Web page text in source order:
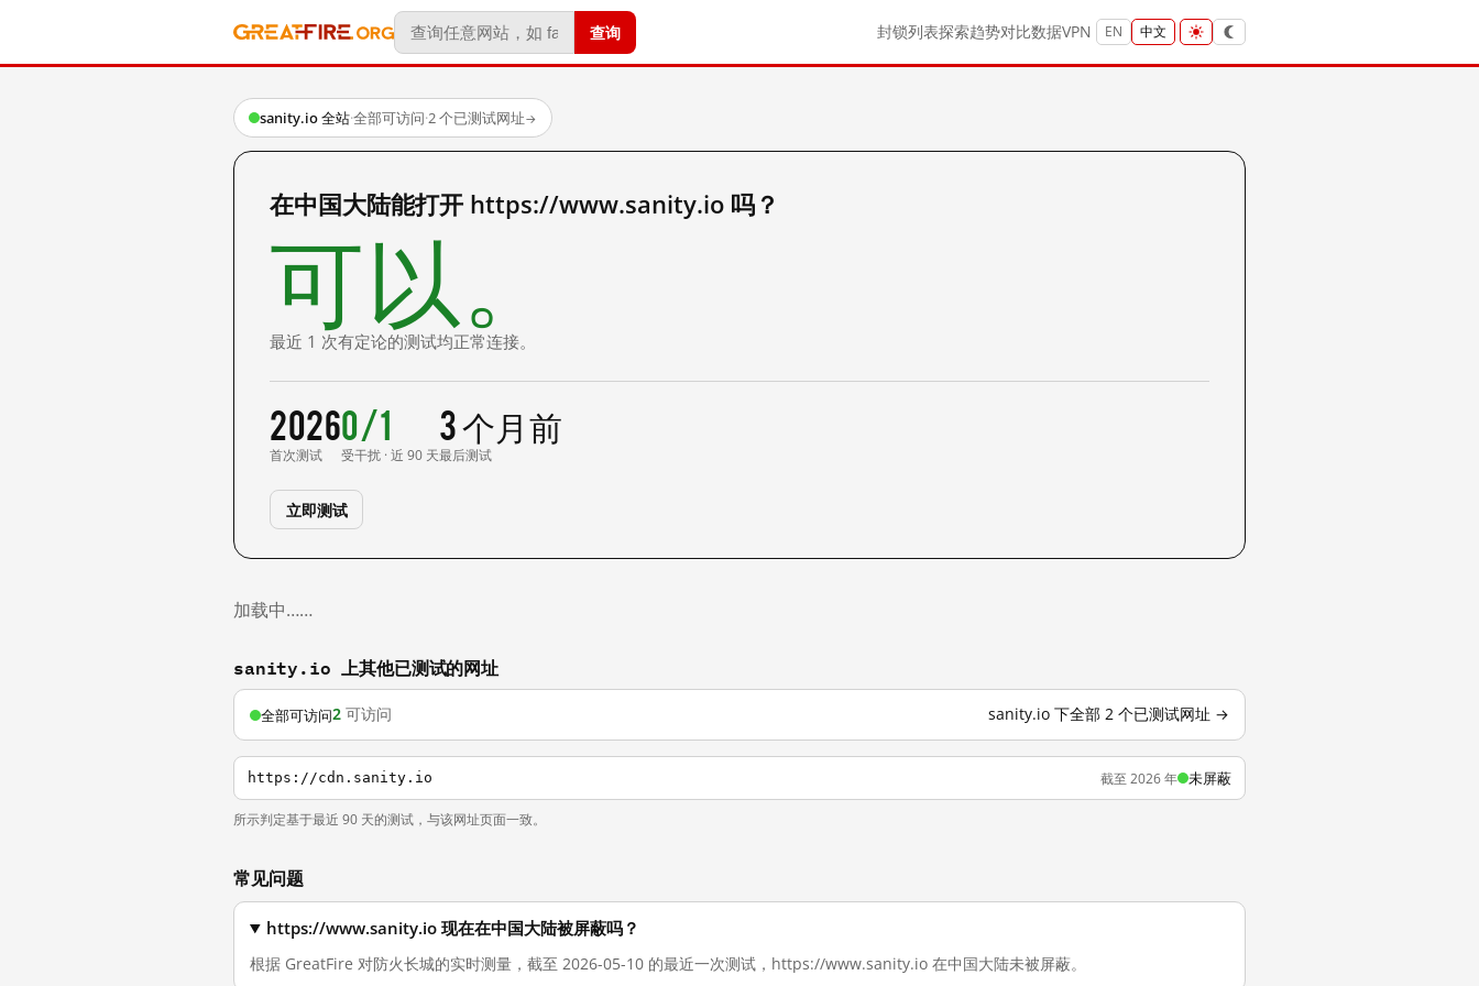
查询 封锁列表探索趋势对比数据VPN EN 中文
sanity.io 全站·全部可访问·2 个已测试网址→
在中国大陆能打开 https://www.sanity.io 吗？
可以。
最近 1 次有定论的测试均正常连接。
2026
首次测试
0/1
受干扰 · 近 90 天
3 个月前
最后测试
立即测试
加载中……
sanity.io 上其他已测试的网址
全部可访问2 可访问 sanity.io 下全部 2 个已测试网址 →
https://cdn.sanity.io 截至 2026 年 未屏蔽
所示判定基于最近 90 天的测试，与该网址页面一致。
常见问题
https://www.sanity.io 现在在中国大陆被屏蔽吗？
根据 GreatFire 对防火长城的实时测量，截至 2026-05-10 的最近一次测试，https://www.sanity.io 在中国大陆未被屏蔽。